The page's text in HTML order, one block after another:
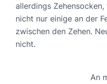
allerdings
nicht nur einige an der
zwischen den Zehen.
nicht.
An